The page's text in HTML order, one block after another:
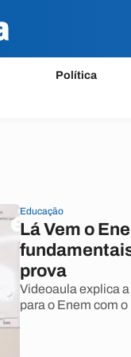
Política
Educação
Lá Vem o
prova
Videoaula explica
para o Enem com